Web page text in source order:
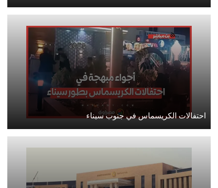
احتفالات الكريسماس في جنوب سيناء